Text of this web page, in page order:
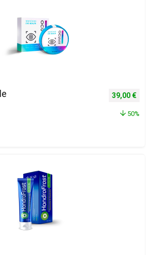
Izvorna
39,00 €
50%